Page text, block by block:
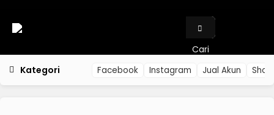
Cari
Kategori
Facebook Instagram Jual Akun